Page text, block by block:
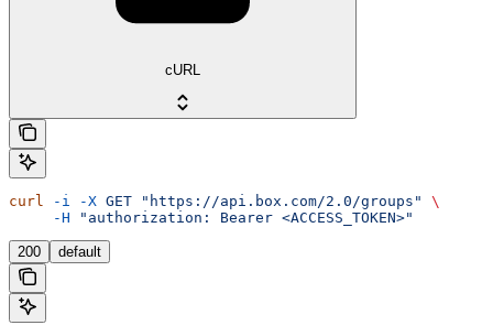
cURL
curl -i -X GET "https://api.box.com/2.0/groups"
\
     -H
"authorization: Bearer <ACCESS_TOKEN>"
200 default